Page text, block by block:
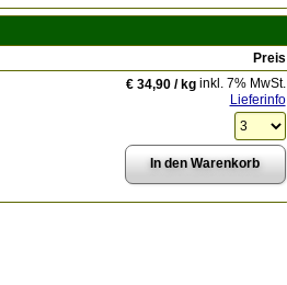
Preis
€ 34,90 / kginkl. 7% MwSt.
Lieferinfo